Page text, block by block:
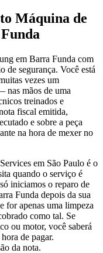
Máquina de
em Barra Funda com
de segurança. Você está
vezes um
nas mãos de uma
treinados e
fiscal emitida,
e sobre a peça
na hora de mexer no
em São Paulo é o
quando o serviço é
iniciamos o reparo de
Funda depois da sua
for apenas uma limpeza
como tal. Se
ou motor, você saberá
de pagar.
da nota.